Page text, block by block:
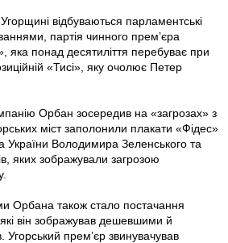
відбуваються парламентські
партія чинного прем’єра
яка понад десятиліття перебуває при
«Тисі», яку очолює Петер
Орбан зосередив на «загрозах» з
міст заполонили плакати «Фідес»
України Володимира Зеленського та
яких зображували загрозою
Орбана також стало постачання
які він зображував дешевшими й
Угорський прем’єр звинувачував